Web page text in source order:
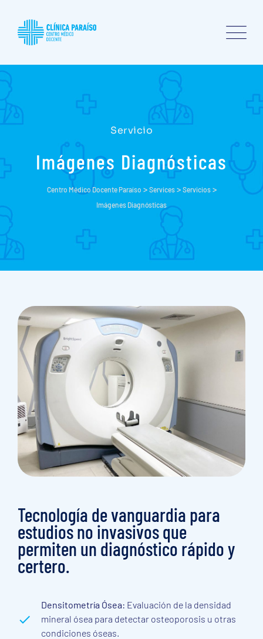
Servicio
Imágenes Diagnósticas
Centro Médico Docente Paraíso > Services> Servicios>
Imágenes Diagnósticas
Tecnología de vanguardia para
estudios no invasivos que
permiten un diagnóstico rápido y
certero.
Densitometría Ósea: Evaluación de la densidad
mineral ósea para detectar osteoporosis u otras
condiciones óseas.